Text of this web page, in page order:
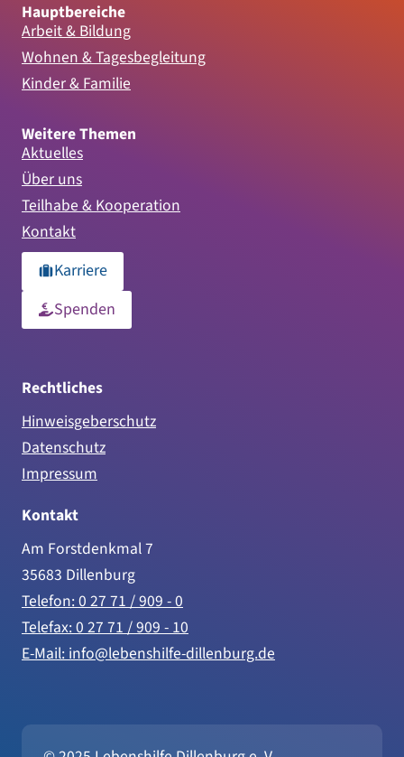
Hauptbereiche
Arbeit & Bildung
Wohnen & Tagesbegleitung
Kinder & Familie
Weitere Themen
Aktuelles
Über uns
Teilhabe & Kooperation
Kontakt
Karriere
Spenden
Rechtliches
Hinweisgeberschutz
Datenschutz
Impressum
Kontakt
Am Forstdenkmal 7
35683 Dillenburg
Telefon: 0 27 71 / 909 - 0
Telefax: 0 27 71 / 909 - 10
E-Mail: info@lebenshilfe-dillenburg.de